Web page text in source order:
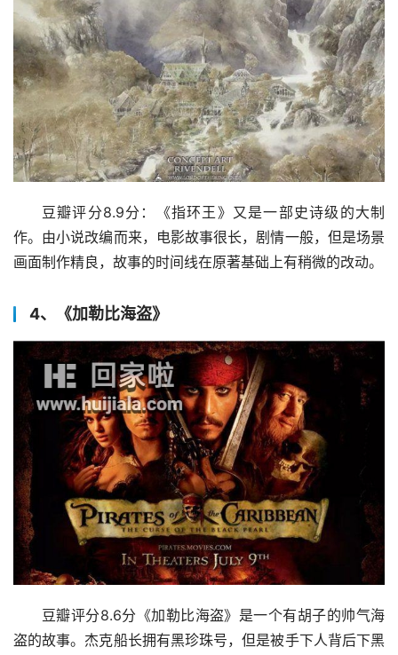
豆瓣评分8.9分：《指环王》又是一部史诗级的大制
作。由小说改编而来，电影故事很长，剧情一般，但是场景
画面制作精良，故事的时间线在原著基础上有稍微的改动。
4、《加勒比海盗》
豆瓣评分8.6分《加勒比海盗》是一个有胡子的帅气海
盗的故事。杰克船长拥有黑珍珠号，但是被手下人背后下黑